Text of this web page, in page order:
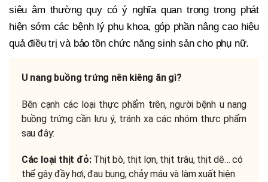
siêu âm thường quy có ý nghĩa quan trọng trong phát
hiện sớm các bệnh lý phụ khoa, góp phần nâng cao hiệu
quả điều trị và bảo tồn chức năng sinh sản cho phụ nữ.
U nang buồng trứng nên kiêng ăn gì?
Bên cạnh các loại thực phẩm trên, người bệnh u nang
buồng trứng cần lưu ý, tránh xa các nhóm thực phẩm
sau đây:
Các loại thịt đỏ:Thịt bò, thịt lợn, thịt trâu, thịt dê… có
thể gây đầy hơi, đau bụng, chảy máu và làm xuất hiện